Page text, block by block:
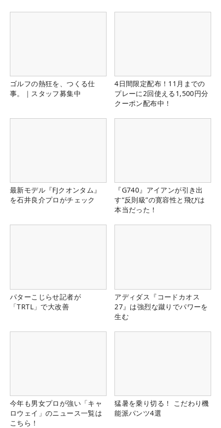
ゴルフの熱狂を、つくる仕
事。｜スタッフ募集中
4日間限定配布！11月までの
プレーに2回使える1,500円分
クーポン配布中！
最新モデル『FJクオンタム』
を石井良介プロがチェック
『G740』アイアンが引き出
す“反則級”の寛容性と飛びは
本当だった！
パターこじらせ記者が
「TRTL」で大改善
アディダス『コードカオス
27』は強烈な蹴りでパワーを
生む
今年も男女プロが強い「キャ
ロウェイ」のニュース一覧は
こちら！
猛暑を乗り切る！ こだわり機
能派パンツ4選